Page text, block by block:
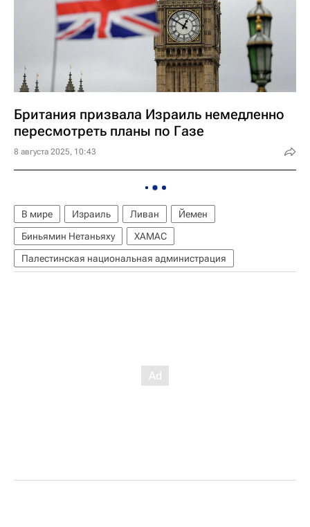
Британия призвала Израиль немедленно
пересмотреть планы по Газе
8 августа 2025, 10:43
В мире Израиль Ливан
Йемен
Биньямин Нетаньяху
ХАМАС
Палестинская национальная администрация